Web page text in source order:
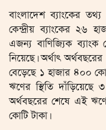
বাংলাদেশ ব্যাংকের
কেন্দ্রীয় ব্যাংকের ২৬
এজন্য বাণিজ্যিক
নিয়েছে। অর্থাৎ
বেড়েছে ১ হাজার ৪০০
ঋণের স্থিতি
অর্থবছরের শেষে এই
কোটি টাকা।